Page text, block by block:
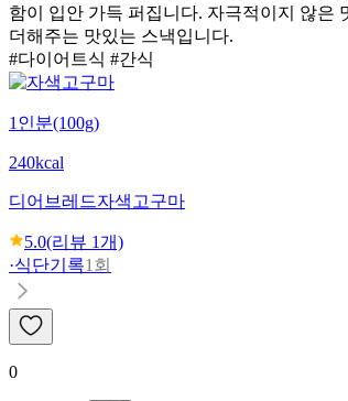
함이 입안 가득 퍼집니다. 자극적이지 않은
더해주는 맛있는 스낵입니다.
#다이어트식 #간식
1인분(100g)
240kcal
디어브레드자색고구마
5.0(리뷰 1개)
·식단기록1회
0